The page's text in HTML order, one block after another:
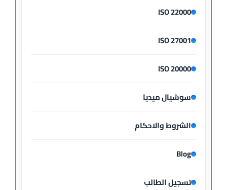
ISO 22000
ISO 27001
ISO 20000
سوشيال ميديا
الشروط والاحكام
Blog
تسجيل الطالب